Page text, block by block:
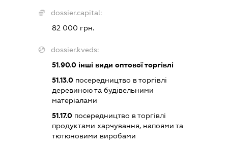
dossier.capital:
82 000 грн.
dossier.kveds:
51.90.0інші види оптової торгівлі
51.13.0посередництво в торгівлі
деревиною та будівельними
матеріалами
51.17.0посередництво в торгівлі
продуктами харчування, напоями та
тютюновими виробами